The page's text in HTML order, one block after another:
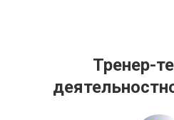
Тренер-